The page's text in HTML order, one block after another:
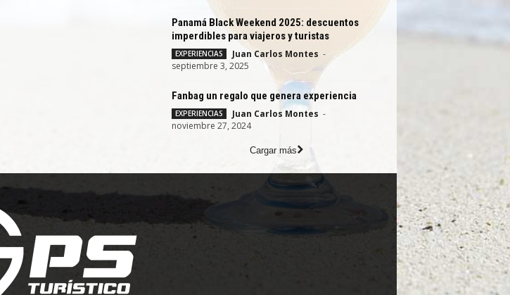
Panamá Black Weekend 2025: descuentos
imperdibles para viajeros y turistas
EXPERIENCIAS Juan Carlos Montes -
septiembre 3, 2025
Fanbag un regalo que genera experiencia
EXPERIENCIAS Juan Carlos Montes -
noviembre 27, 2024
Cargar más